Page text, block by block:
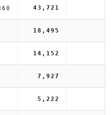
43,721
18,495
14,152
7,927
5,222